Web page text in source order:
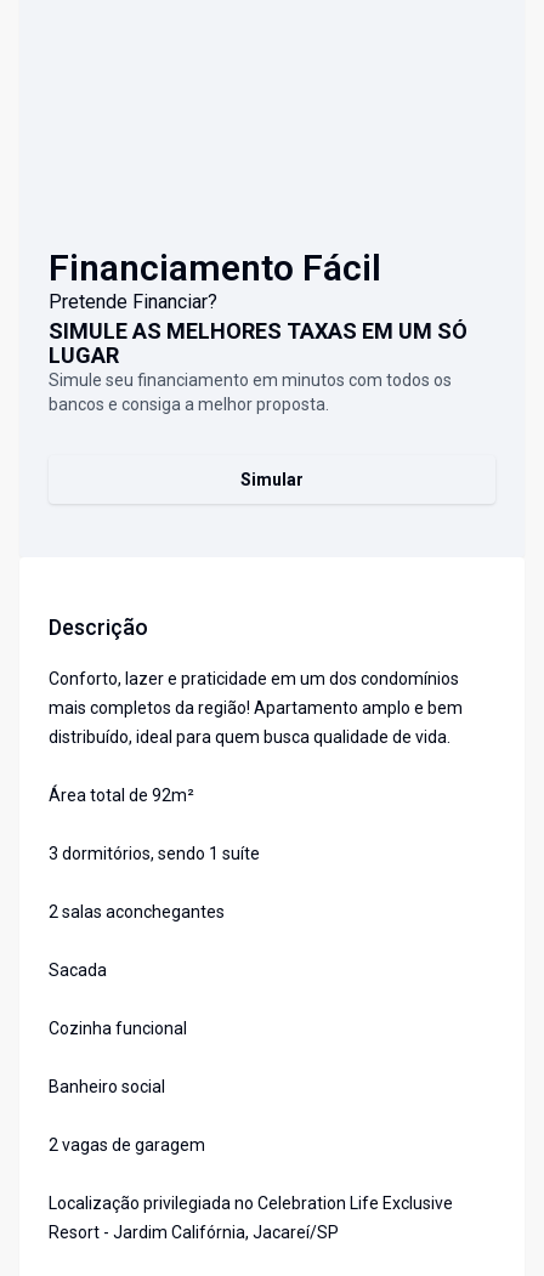
Financiamento Fácil
Pretende Financiar?
SIMULE AS MELHORES TAXAS EM UM SÓ
LUGAR
Simule seu financiamento em minutos com todos os
bancos e consiga a melhor proposta.
Simular
Descrição
Conforto, lazer e praticidade em um dos condomínios
mais completos da região! Apartamento amplo e bem
distribuído, ideal para quem busca qualidade de vida.
Área total de 92m²
3 dormitórios, sendo 1 suíte
2 salas aconchegantes
Sacada
Cozinha funcional
Banheiro social
2 vagas de garagem
Localização privilegiada no Celebration Life Exclusive
Resort - Jardim Califórnia, Jacareí/SP